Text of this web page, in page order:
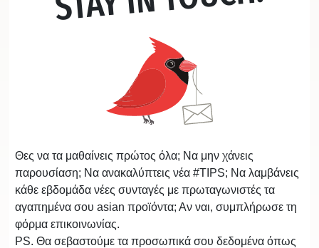
Θες να τα μαθαίνεις πρώτος όλα; Να μην χάνεις
παρουσίαση; Να ανακαλύπτεις νέα #TIPS; Να λαμβάνεις
κάθε εβδομάδα νέες συνταγές με πρωταγωνιστές τα
αγαπημένα σου asian προϊόντα; Αν ναι, συμπλήρωσε τη
φόρμα επικοινωνίας.
PS. Θα σεβαστούμε τα προσωπικά σου δεδομένα όπως